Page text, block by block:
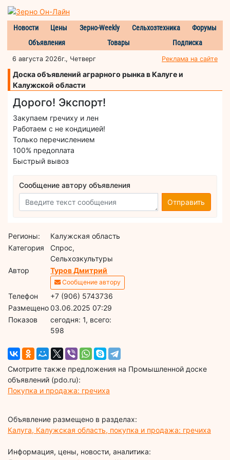
Новости Цены Зерно-Weekly Сельхозтехника
Форумы
Объявления
Товары Подписка
6 августа 2026г., Четверг Реклама на сайте
Доска объявлений аграрного рынка в Калуге и
Калужской области
Дорого! Экспорт!
Закупаем гречиху и лен
Работаем с не кондицией!
Только перечислением
100% предоплата
Быстрый вывоз
Сообщение автору объявления
Отправить
Регионы:
Калужская область
Категория
Спрос,
Сельхозкультуры
Автор
Туров Дмитрий
Сообщение автору
Телефон
+7 (906) 5743736
Размещено03.06.2025 07:29
Показов
cегодня: 1, всего:
598
Смотрите также предложения на Промышленной доске
объявлений (pdo.ru):
Покупка и продажа: гречиха
Объявление размещено в разделах:
Калуга, Калужская область, покупка и продажа: гречиха
Информация, цены, новости, аналитика: